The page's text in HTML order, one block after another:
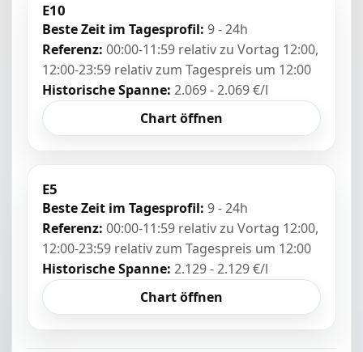
E10
Beste Zeit im Tagesprofil: 9 - 24h
Referenz: 00:00-11:59 relativ zu Vortag 12:00,
12:00-23:59 relativ zum Tagespreis um 12:00
Historische Spanne: 2.069 - 2.069 €/l
Chart öffnen
E5
Beste Zeit im Tagesprofil: 9 - 24h
Referenz: 00:00-11:59 relativ zu Vortag 12:00,
12:00-23:59 relativ zum Tagespreis um 12:00
Historische Spanne: 2.129 - 2.129 €/l
Chart öffnen